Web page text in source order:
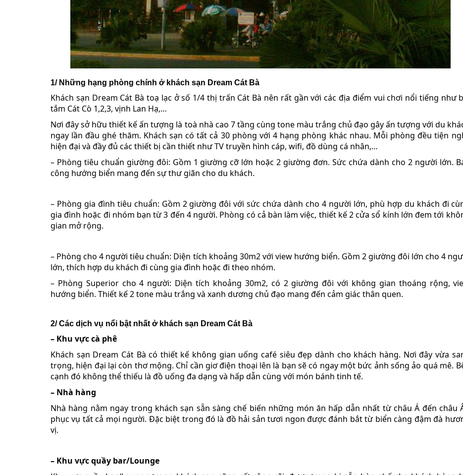
1/ Những hạng phòng chính ở khách sạn Dream Cát Bà
Khách sạn Dream Cát Bà toạ lạc ở số 1/4 thị trấn Cát Bà nên rất gần với các địa điểm vui chơi nổi tiếng như
tắm Cát Cò 1,2,3, vịnh Lan Hạ,…
Nơi đây sở hữu thiết kế ấn tượng là toà nhà cao 7 tầng cùng tone màu trắng chủ đạo gây ấn tượng với du
ngay lần đầu ghé thăm. Khách sạn có tất cả 30 phòng với 4 hạng phòng khác nhau. Mỗi phòng đều tiện
hiện đại và đầy đủ các thiết bị cần thiết như TV truyền hình cáp, wifi, đồ dùng cá nhân,…
– Phòng tiêu chuẩn giường đôi: Gồm 1 giường cỡ lớn hoặc 2 giường đơn. Sức chứa dành cho 2 người lớn.
công hướng biển mang đến sự thư giãn cho du khách.
– Phòng gia đình tiêu chuẩn: Gồm 2 giường đôi với sức chứa dành cho 4 người lớn, phù hợp du khách đi
gia đình hoặc đi nhóm bạn từ 3 đến 4 người. Phòng có cả bàn làm việc, thiết kế 2 cửa sổ kính lớn đem tới
gian mở rộng.
– Phòng cho 4 người tiêu chuẩn: Diện tích khoảng 30m2 với view hướng biển. Gồm 2 giường đôi lớn cho 4
lớn, thích hợp du khách đi cùng gia đình hoặc đi theo nhóm.
– Phòng Superior cho 4 người: Diện tích khoảng 30m2, có 2 giường đôi với không gian thoáng rộng,
hướng biển. Thiết kế 2 tone màu trắng và xanh dương chủ đạo mang đến cảm giác thân quen.
2/ Các dịch vụ nổi bật nhất ở khách sạn Dream Cát Bà
– Khu vực cà phê
Khách sạn Dream Cát Bà có thiết kế không gian uống café siêu đẹp dành cho khách hàng. Nơi đây vừa
trọng, hiện đại lại còn thơ mộng. Chỉ cần giơ điện thoại lên là bạn sẽ có ngay một bức ảnh sống ảo quá mê.
cạnh đó không thể thiếu là đồ uống đa dạng và hấp dẫn cùng với món bánh tinh tế.
– Nhà hàng
Nhà hàng nằm ngay trong khách sạn sẵn sàng chế biến những món ăn hấp dẫn nhất từ châu Á đến châu
phục vụ tất cả mọi người. Đặc biệt trong đó là đồ hải sản tươi ngon được đánh bắt từ biển càng đậm đà
vị.
– Khu vực quầy bar/Lounge